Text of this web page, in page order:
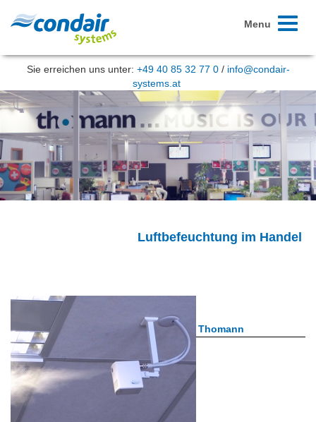
Toggle
Menu
Sie erreichen uns unter: +49 40 85 32 77 0/ info@condair-
systems.at
Luftbefeuchtung im Handel
Aktuelle Projekte Praxisbeispiel Thomann